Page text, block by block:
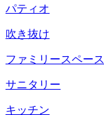
パティオ
吹き抜け
ファミリースペース
サニタリー
キッチン